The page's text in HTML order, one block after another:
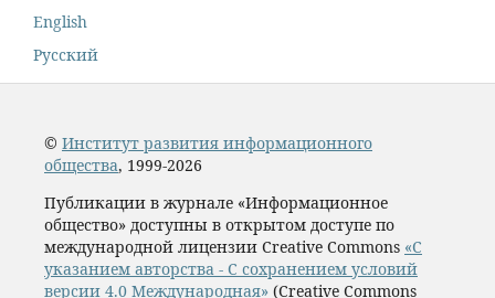
English
Русский
© Институт развития информационного
общества, 1999-2026
Публикации в журнале «Информационное
общество» доступны в открытом доступе по
международной лицензии Creative Commons «С
указанием авторства - С сохранением условий
версии 4.0 Международная» (Creative Commons